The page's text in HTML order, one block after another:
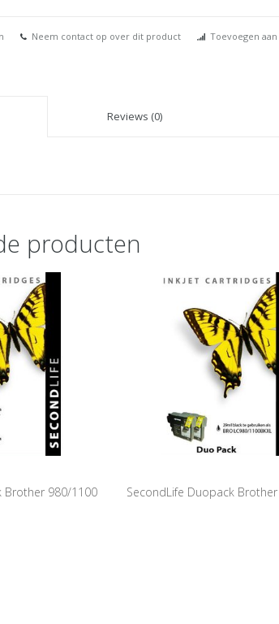
Neem contact op over dit product Toevoegen
Reviews (0)
producten
Brother 980/1100 SecondLife Duopack